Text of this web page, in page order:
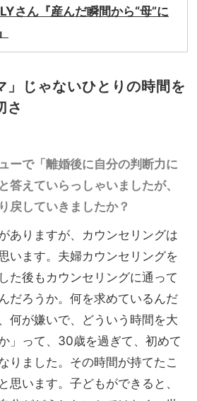
さん『産んだ瞬間から“母”に
」じゃないひとりの時間を
さ
で「離婚後に自分の判断力に
答えていらっしゃいましたが、
戻していきましたか？
ありますが、カウンセリングは
います。夫婦カウンセリングを
た後もカウンセリングに通って
だろうか。何を求めているんだ
何が嫌いで、どういう時間を大
」って、30歳を過ぎて、初めて
りました。その時間が持てたこ
思います。子どもができると、